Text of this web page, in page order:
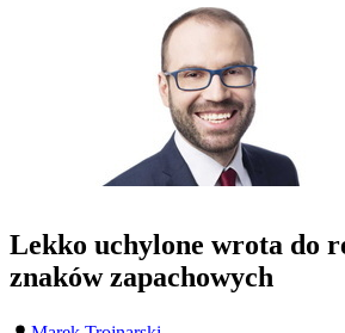
Lekko uchylone wrota do
znaków zapachowych